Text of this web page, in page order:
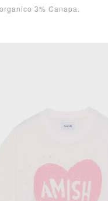
3% Canapa.